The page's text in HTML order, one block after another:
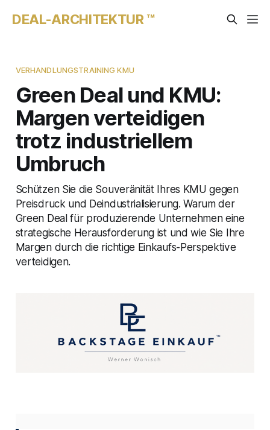
DEAL-ARCHITEKTUR ™
VERHANDLUNGSTRAINING KMU
Green Deal und KMU:
Margen verteidigen
trotz industriellem
Umbruch
Schützen Sie die Souveränität Ihres KMU gegen
Preisdruck und Deindustrialisierung. Warum der
Green Deal für produzierende Unternehmen eine
strategische Herausforderung ist und wie Sie Ihre
Margen durch die richtige Einkaufs-Perspektive
verteidigen.